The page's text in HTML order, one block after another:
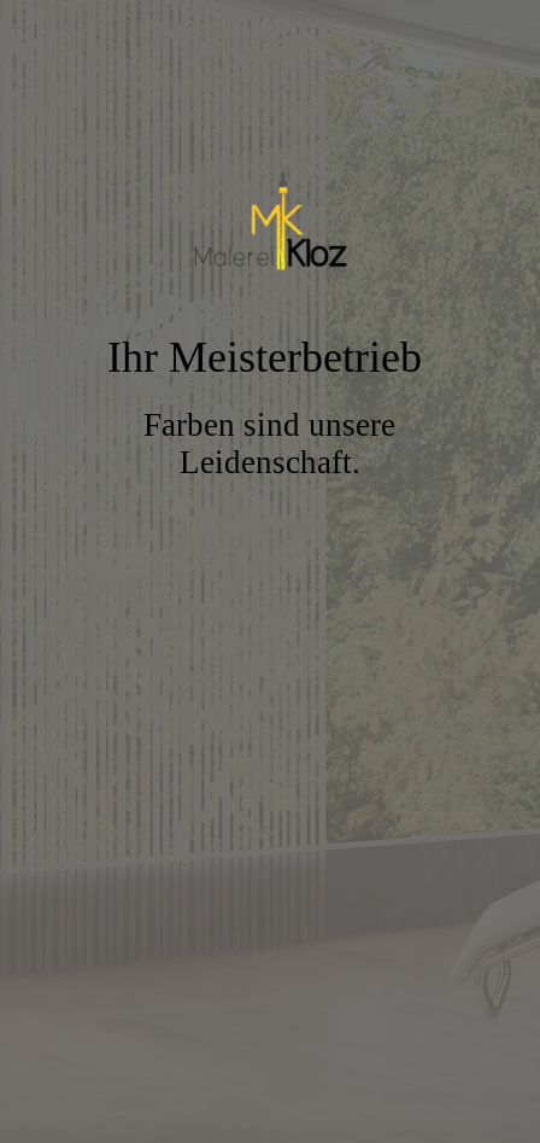
Ihr Meisterbetrieb
Farben sind unsere
Leidenschaft.